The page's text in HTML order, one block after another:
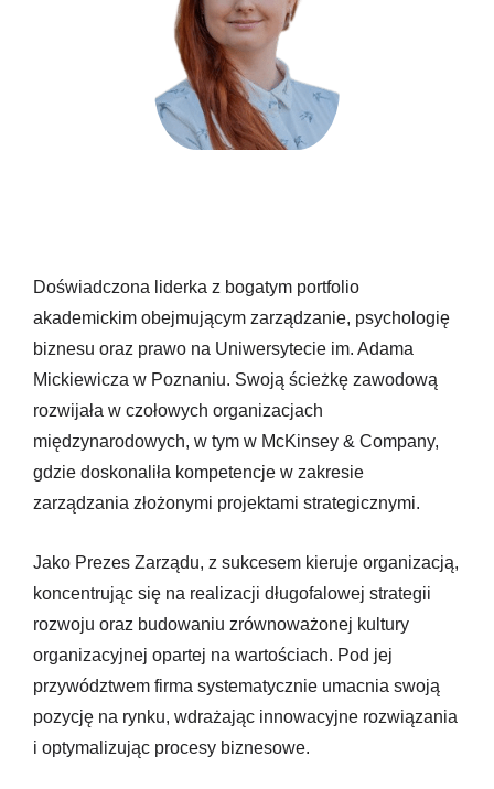
Doświadczona liderka z bogatym portfolio
akademickim obejmującym zarządzanie, psychologię
biznesu oraz prawo na Uniwersytecie im. Adama
Mickiewicza w Poznaniu. Swoją ścieżkę zawodową
rozwijała w czołowych organizacjach
międzynarodowych, w tym w McKinsey & Company,
gdzie doskonaliła kompetencje w zakresie
zarządzania złożonymi projektami strategicznymi.
Jako Prezes Zarządu, z sukcesem kieruje organizacją,
koncentrując się na realizacji długofalowej strategii
rozwoju oraz budowaniu zrównoważonej kultury
organizacyjnej opartej na wartościach. Pod jej
przywództwem firma systematycznie umacnia swoją
pozycję na rynku, wdrażając innowacyjne rozwiązania
i optymalizując procesy biznesowe.